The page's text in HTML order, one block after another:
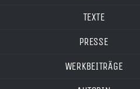
TEXTE
PRESSE
WERKBEITRÄGE